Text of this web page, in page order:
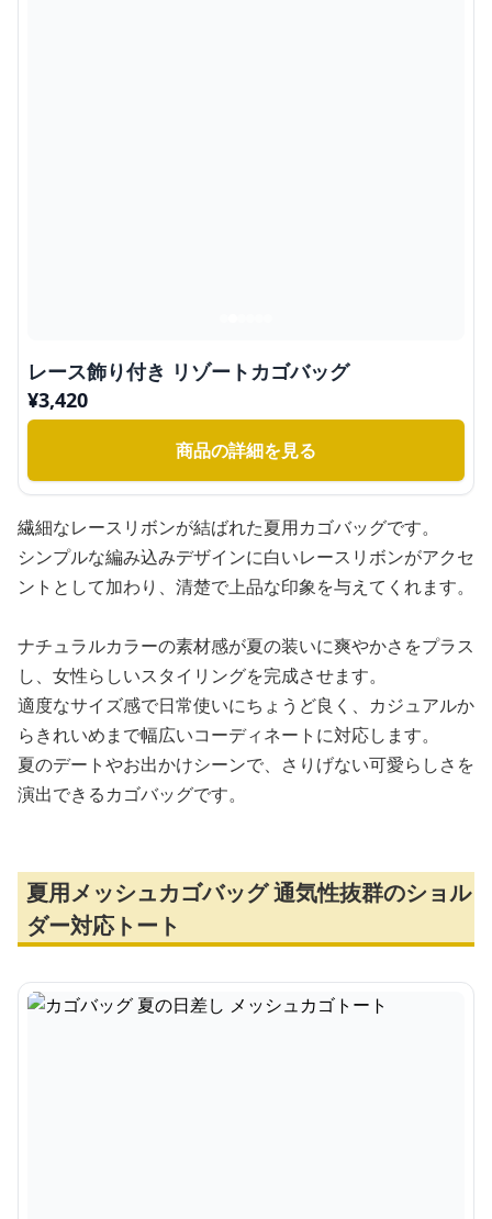
レース飾り付き リゾートカゴバッグ
¥3,420
商品の詳細を見る
繊細なレースリボンが結ばれた夏用カゴバッグです。
シンプルな編み込みデザインに白いレースリボンがアクセ
ントとして加わり、清楚で上品な印象を与えてくれます。
ナチュラルカラーの素材感が夏の装いに爽やかさをプラス
し、女性らしいスタイリングを完成させます。
適度なサイズ感で日常使いにちょうど良く、カジュアルか
らきれいめまで幅広いコーディネートに対応します。
夏のデートやお出かけシーンで、さりげない可愛らしさを
演出できるカゴバッグです。
夏用メッシュカゴバッグ 通気性抜群のショル
ダー対応トート